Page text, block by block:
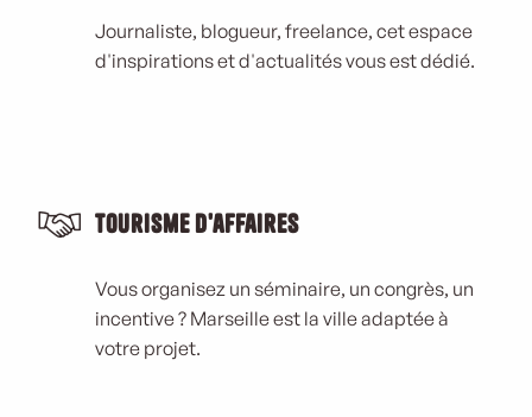
Journaliste, blogueur, freelance, cet espace
d'inspirations et d'actualités vous est dédié.
Tourisme d'affaires
Vous organisez un séminaire, un congrès, un
incentive ? Marseille est la ville adaptée à
votre projet.